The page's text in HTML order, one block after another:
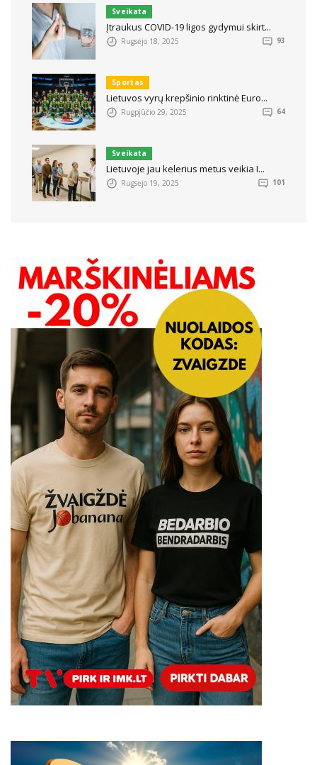
Sveikata
Įtraukus COVID-19 ligos gydymui skirt...
Rugsėjo 18, 2025 93
Sportas
Lietuvos vyrų krepšinio rinktinė Euro...
Rugpjūčio 29, 2025 64
Sveikata
Lietuvoje jau kelerius metus veikia I...
Rugsėjo 19, 2025 101